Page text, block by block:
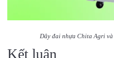
Dây đai nhựa Chita Agri và
Kết luận